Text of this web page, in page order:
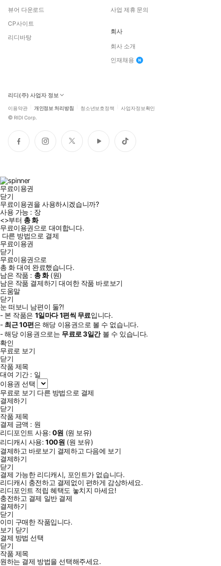
뷰어 다운로드
CP사이트
리디바탕
사업 제휴 문의
회사
회사 소개
인재채용
리디(주) 사업자 정보
이용약관 개인정보 처리방침 청소년보호정책 사업자정보확인
© RIDI Corp.
페
이
인
스
트
위
유
튜
틱
톡
무료이용권
닫기
무료이용권을 사용하시겠습니까?
사용 가능 : 장
<>부터 총화
무료이용권으로 대여합니다.
다른 방법으로 결제
무료이용권
닫기
무료이용권으로
총 화대여 완료했습니다.
남은 작품 : 총화(원)
남은 작품 결제하기 대여한 작품 바로보기
도움말
닫기
눈 떠보니 남편이 둘?!
- 본 작품은 1일마다1편씩 무료입니다.
- 최근10편은 해당 이용권으로 볼 수 없습니다.
- 해당 이용권으로는 무료로3일간볼 수 있습니다.
확인
무료로 보기
닫기
작품 제목
대여 기간 : 일
이용권 선택
무료로 보기 다른 방법으로 결제
결제하기
닫기
작품 제목
결제 금액 : 원
리디포인트 사용: 0원 (원 보유)
리디캐시 사용:100원 (원 보유)
결제하고 바로보기 결제하고 다음에 보기
결제하기
닫기
결제 가능한 리디캐시, 포인트가 없습니다.
리디캐시 충전하고 결제없이 편하게 감상하세요.
리디포인트 적립 혜택도 놓치지 마세요!
충전하고 결제 일반 결제
결제하기
닫기
이미 구매한 작품입니다.
보기 닫기
결제 방법 선택
닫기
작품 제목
원하는 결제 방법을 선택해주세요.